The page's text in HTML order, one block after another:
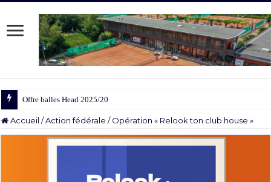
Offre balles Head 2025/2026
Accueil /Action fédérale / Opération « Relook ton club house »